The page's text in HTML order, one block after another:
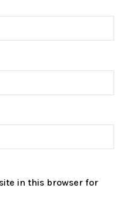
in this browser for